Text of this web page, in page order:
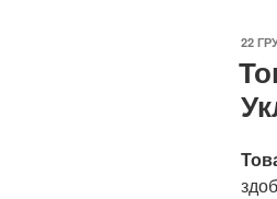
22